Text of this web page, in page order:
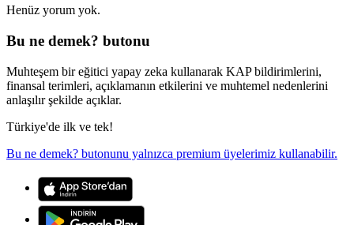
Henüz yorum yok.
Bu ne demek? butonu
Muhteşem bir eğitici yapay zeka kullanarak KAP bildirimlerini,
finansal terimleri, açıklamanın etkilerini ve muhtemel nedenlerini
anlaşılır şekilde açıklar.
Türkiye'de ilk ve tek!
Bu ne demek? butonunu yalnızca premium üyelerimiz kullanabilir.